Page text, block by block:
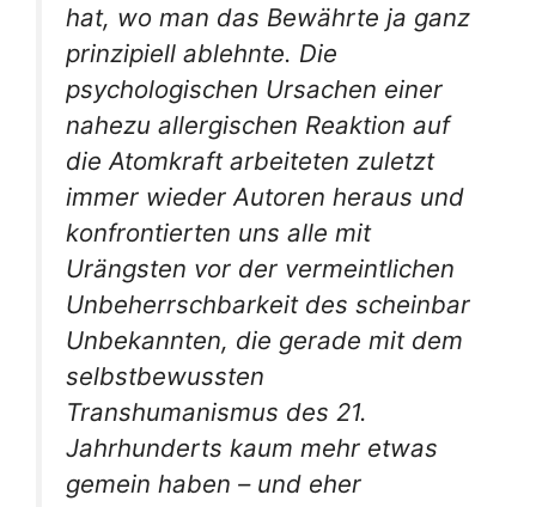
hat, wo man das Bewährte ja ganz
prinzipiell ablehnte. Die
psychologischen Ursachen einer
nahezu allergischen Reaktion auf
die Atomkraft arbeiteten zuletzt
immer wieder Autoren heraus und
konfrontierten uns alle mit
Urängsten vor der vermeintlichen
Unbeherrschbarkeit des scheinbar
Unbekannten, die gerade mit dem
selbstbewussten
Transhumanismus des 21.
Jahrhunderts kaum mehr etwas
gemein haben – und eher